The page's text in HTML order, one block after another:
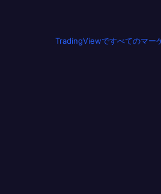
TradingViewですべてのマー